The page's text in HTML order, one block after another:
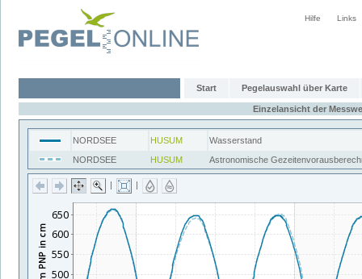
Hilfe Links
Start Pegelauswahl über Karte
Einzelansicht der
NORDSEE HUSUM
Wasserstand
NORDSEE
HUSUM Astronomische
| |